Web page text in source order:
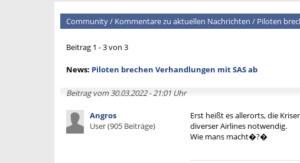
Community/ Kommentare zu aktuellen Nachrichten / Piloten
Beitrag 1 - 3 von 3
News: Piloten brechen Verhandlungen mit SAS ab
Beitrag vom 30.03.2022 - 21:01 Uhr
Angros
User (905 Beiträge)
Erst heißt es allerorts, die
diverser Airlines notwendig.
Wie mans macht�?�